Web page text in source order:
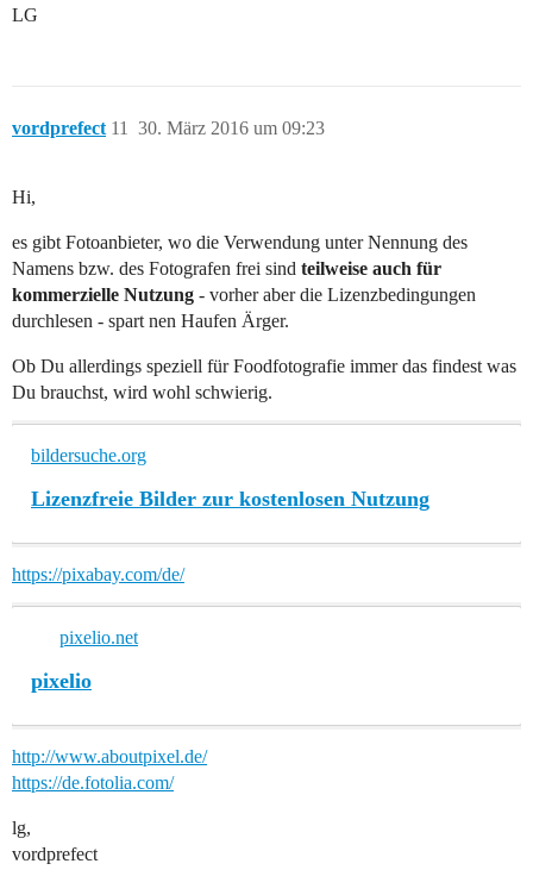
LG
vordprefect 30. März 2016 um 09:23
11
Hi,
es gibt Fotoanbieter, wo die Verwendung unter Nennung des
Namens bzw. des Fotografen frei sind teilweise auch für
kommerzielle Nutzung - vorher aber die Lizenzbedingungen
durchlesen - spart nen Haufen Ärger.
Ob Du allerdings speziell für Foodfotografie immer das findest was
Du brauchst, wird wohl schwierig.
bildersuche.org
Lizenzfreie Bilder zur kostenlosen Nutzung
https://pixabay.com/de/
pixelio.net
pixelio
http://www.aboutpixel.de/
https://de.fotolia.com/
lg,
vordprefect